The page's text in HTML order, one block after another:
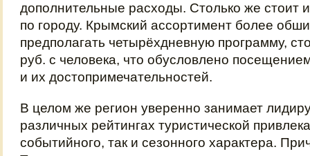
дополнительные расходы. Столько же стоит
по городу. Крымский ассортимент более
предполагать четырёхдневную программу,
руб. с человека, что обусловлено
и их достопримечательностей.
В целом же регион уверенно занимает
различных рейтингах туристической
событийного, так и сезонного характера.